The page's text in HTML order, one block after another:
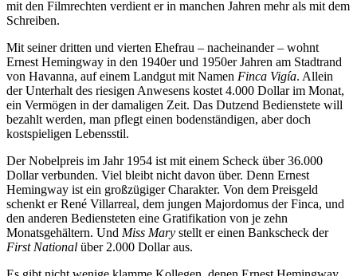
mit den Filmrechten verdient er in manchen Jahren mehr als mit dem
Schreiben.
Mit seiner dritten und vierten Ehefrau – nacheinander – wohnt
Ernest Hemingway in den 1940er und 1950er Jahren am Stadtrand
von Havanna, auf einem Landgut mit Namen Finca Vigía. Allein
der Unterhalt des riesigen Anwesens kostet 4.000 Dollar im Monat,
ein Vermögen in der damaligen Zeit. Das Dutzend Bedienstete will
bezahlt werden, man pflegt einen bodenständigen, aber doch
kostspieligen Lebensstil.
Der Nobelpreis im Jahr 1954 ist mit einem Scheck über 36.000
Dollar verbunden. Viel bleibt nicht davon über. Denn Ernest
Hemingway ist ein großzügiger Charakter. Von dem Preisgeld
schenkt er René Villarreal, dem jungen Majordomus der Finca, und
den anderen Bediensteten eine Gratifikation von je zehn
Monatsgehältern. Und Miss Mary stellt er einen Bankscheck der
First National über 2.000 Dollar aus.